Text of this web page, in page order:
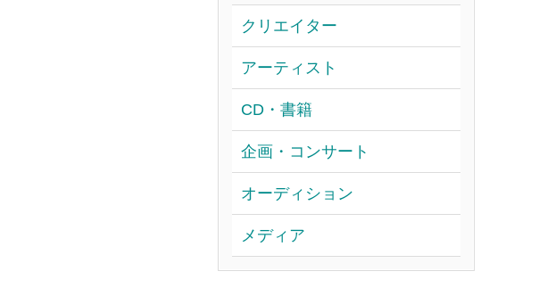
クリエイター
アーティスト
CD・書籍
企画・コンサート
オーディション
メディア